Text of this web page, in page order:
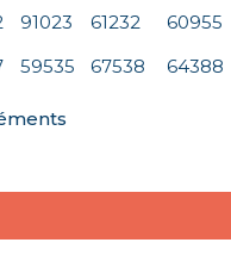
91023 61232 60955
59535 67538 64388